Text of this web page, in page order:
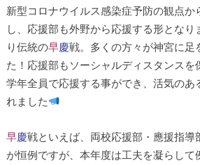
新型コロナウイルス感染症予防の観点か
し、応援部も外野から応援する形となり
り伝統の早慶戦。多くの方々が神宮に足
た！応援部もソーシャルディスタンスを
学年全員で応援する事ができ、活気のあ
れました
早慶戦といえば、両校応援部・應援指導
が恒例ですが、本年度は工夫を凝らして